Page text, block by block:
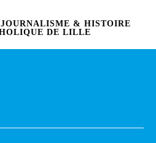
& HISTOIRE
DE LILLE